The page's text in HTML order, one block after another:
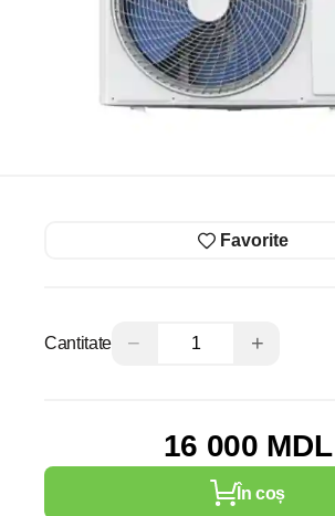
Favorite
Cantitate − +
16 000 MDL
În coș